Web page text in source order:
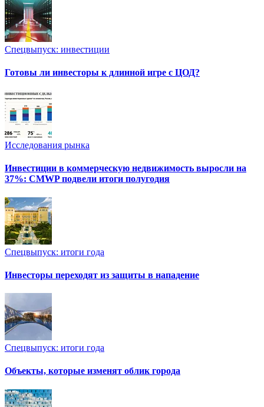
Спецвыпуск: инвестиции
Готовы ли инвесторы к длинной игре с ЦОД?
Исследования рынка
Инвестиции в коммерческую недвижимость выросли на
37%: CMWP подвели итоги полугодия
Спецвыпуск: итоги года
Инвесторы переходят из защиты в нападение
Спецвыпуск: итоги года
Объекты, которые изменят облик города